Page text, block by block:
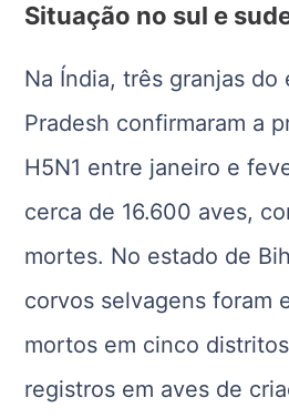
Situação no sul e
Na Índia, três granjas do
Pradesh confirmaram a
H5N1 entre janeiro e
cerca de 16.600 aves,
mortes. No estado de
corvos selvagens foram
mortos em cinco
registros em aves de